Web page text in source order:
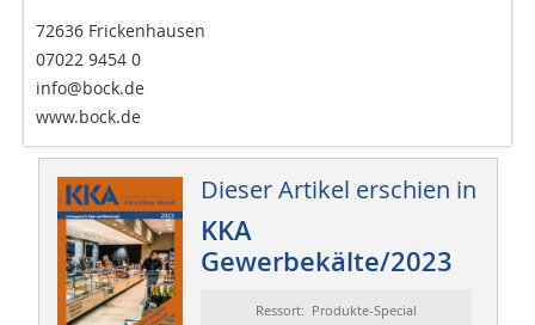
72636 Frickenhausen
07022 9454 0
info@bock.de
www.bock.de
Dieser Artikel erschien in
KKA
Gewerbekälte/2023
Ressort: Produkte-Special